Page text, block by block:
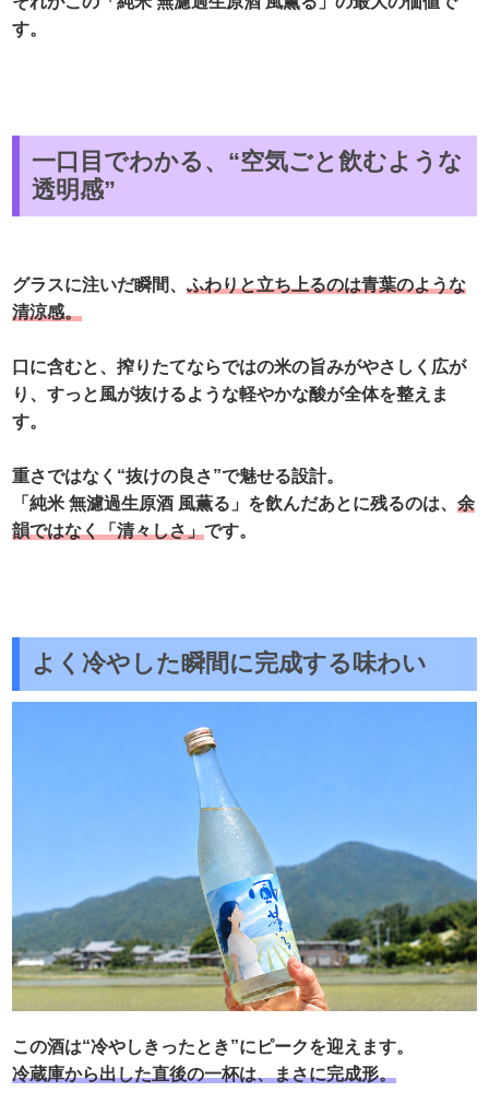
す。
一口目でわかる、“空気ごと飲むような
透明感”
グラスに注いだ瞬間、ふわりと立ち上るのは青葉のような
清涼感。
口に含むと、搾りたてならではの米の旨みがやさしく広が
り、すっと風が抜けるような軽やかな酸が全体を整えま
す。
重さではなく“抜けの良さ”で魅せる設計。
「純米 無濾過生原酒 風薫る」を飲んだあとに残るのは、余
韻ではなく「清々しさ」です。
よく冷やした瞬間に完成する味わい
この酒は“冷やしきったとき”にピークを迎えます。
冷蔵庫から出した直後の一杯は、まさに完成形。